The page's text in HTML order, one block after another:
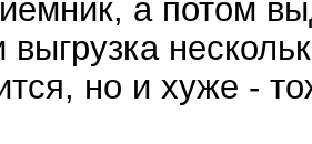
а потом
выгрузка
но и хуже -